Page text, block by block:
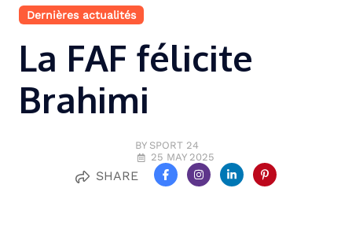
Dernières actualités
La FAF félicite
Brahimi
BY SPORT 24
25 MAY 2025
SHARE